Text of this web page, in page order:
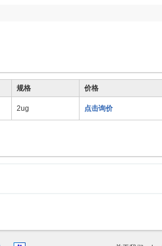
规格 价格
2ug 点击询价